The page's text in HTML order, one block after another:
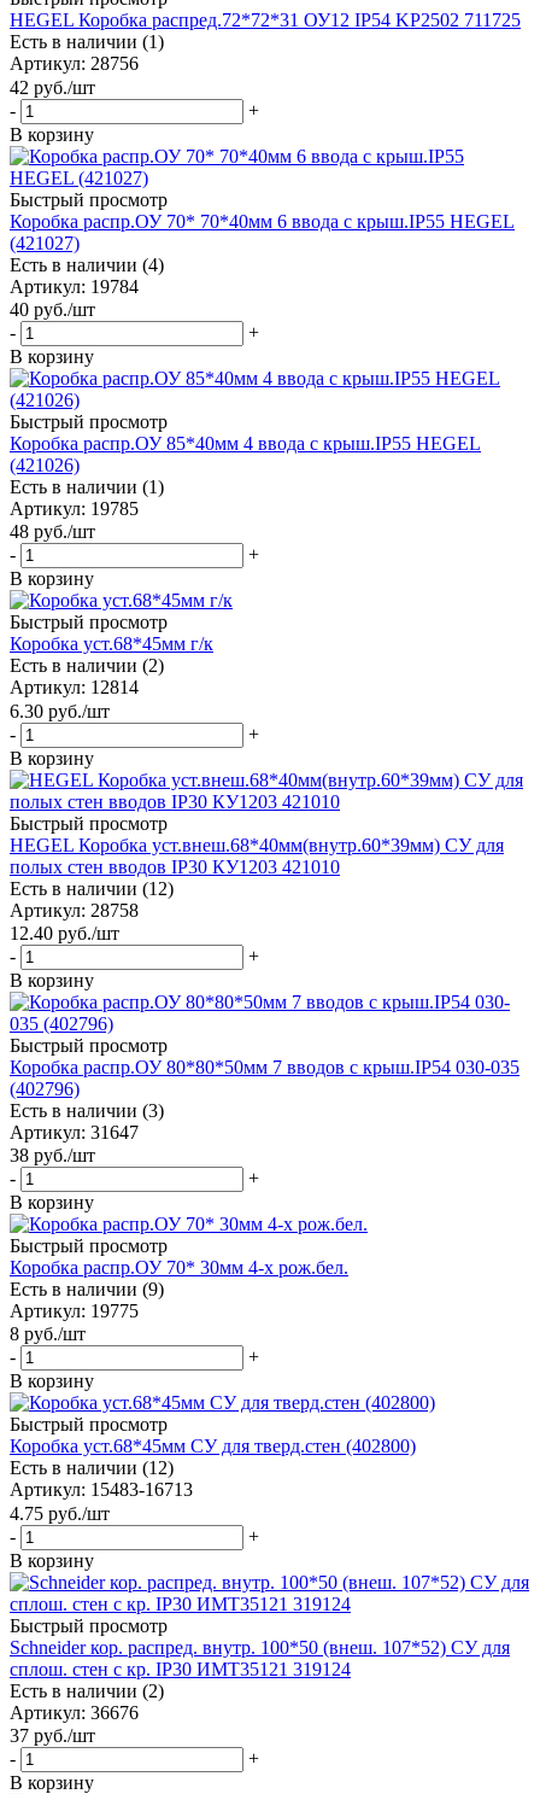
HEGEL Коробка распред.72*72*31 ОУ12 IP54 KP2502 711725
Есть в наличии (1)
Артикул: 28756
42 руб./шт
-
+
В корзину
Быстрый просмотр
Коробка распр.ОУ 70* 70*40мм 6 ввода с крыш.IP55 HEGEL
(421027)
Есть в наличии (4)
Артикул: 19784
40 руб./шт
-
+
В корзину
Быстрый просмотр
Коробка распр.ОУ 85*40мм 4 ввода с крыш.IP55 HEGEL
(421026)
Есть в наличии (1)
Артикул: 19785
48 руб./шт
-
+
В корзину
Быстрый просмотр
Коробка уст.68*45мм г/к
Есть в наличии (2)
Артикул: 12814
6.30 руб./шт
-
+
В корзину
Быстрый просмотр
HEGEL Коробка уст.внеш.68*40мм(внутр.60*39мм) СУ для
полых стен вводов IP30 КУ1203 421010
Есть в наличии (12)
Артикул: 28758
12.40 руб./шт
-
+
В корзину
Быстрый просмотр
Коробка распр.ОУ 80*80*50мм 7 вводов с крыш.IP54 030-035
(402796)
Есть в наличии (3)
Артикул: 31647
38 руб./шт
-
+
В корзину
Быстрый просмотр
Коробка распр.ОУ 70* 30мм 4-х рож.бел.
Есть в наличии (9)
Артикул: 19775
8 руб./шт
-
+
В корзину
Быстрый просмотр
Коробка уст.68*45мм СУ для тверд.стен (402800)
Есть в наличии (12)
Артикул: 15483-16713
4.75 руб./шт
-
+
В корзину
Быстрый просмотр
Schneider кор. распред. внутр. 100*50 (внеш. 107*52) СУ для
сплош. стен c кр. IP30 ИМТ35121 319124
Есть в наличии (2)
Артикул: 36676
37 руб./шт
-
+
В корзину